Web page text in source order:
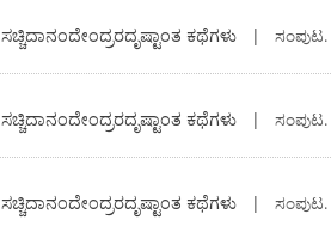
ಸಚ್ಚಿದಾನಂದೇಂದ್ರರದೃಷ್ಟಾಂತ ಕಥೆಗಳು | ಸಂಪುಟ.
ಸಚ್ಚಿದಾನಂದೇಂದ್ರರದೃಷ್ಟಾಂತ ಕಥೆಗಳು | ಸಂಪುಟ.
ಸಚ್ಚಿದಾನಂದೇಂದ್ರರದೃಷ್ಟಾಂತ ಕಥೆಗಳು | ಸಂಪುಟ.